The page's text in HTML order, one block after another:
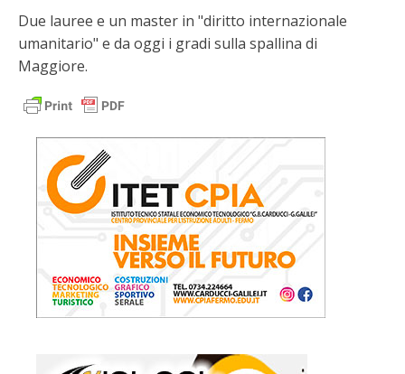
Due lauree e un master in "diritto internazionale
umanitario" e da oggi i gradi sulla spallina di
Maggiore.